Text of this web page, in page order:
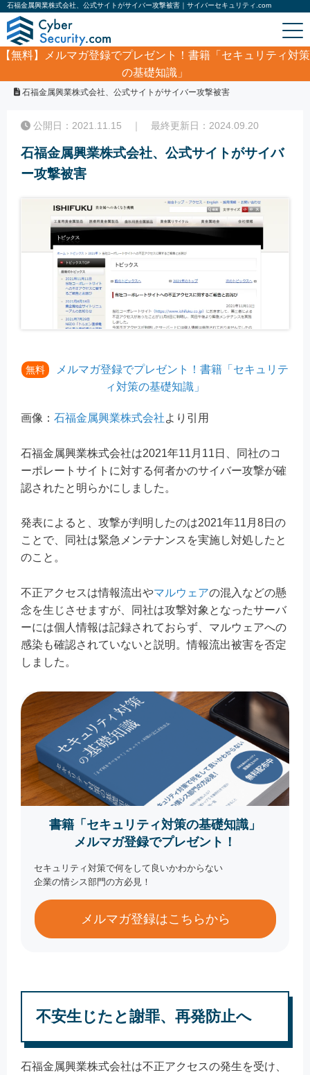
石福金属興業株式会社、公式サイトがサイバー攻撃被害｜サイバーセキュリティ.com
【無料】
メルマガ登録でプレゼント！書籍「セキュリティ対策
の基礎知識」
サイバーセキュリティ・情報漏洩ニュース
石福金属興業株式会社、公式サイトがサイバー攻撃被害
公開日：2021.11.15 ｜ 最終更新日：2024.09.20
石福金属興業株式会社、公式サイトがサイバ
ー攻撃被害
無料
メルマガ登録でプレゼント！書籍「セキュリテ
ィ対策の基礎知識」
画像： 石福金属興業株式会社より引用
石福金属興業株式会社は2021年11月11日、同社のコ
ーポレートサイトに対する何者かのサイバー攻撃が確
認されたと明らかにしました。
発表によると、攻撃が判明したのは2021年11月8日の
ことで、同社は緊急メンテナンスを実施し対処したと
のこと。
不正アクセスは情報流出やマルウェアの混入などの懸
念を生じさせますが、同社は攻撃対象となったサーバ
ーには個人情報は記録されておらず、マルウェアへの
感染も確認されていないと説明。情報流出被害を否定
しました。
書籍「セキュリティ対策の基礎知識」
メルマガ登録でプレゼント！
セキュリティ対策で何をして良いかわからない
企業の情シス部門の方必見！
メルマガ登録はこちらから
不安生じたと謝罪、再発防止へ
石福金属興業株式会社は不正アクセスの発生を受け、